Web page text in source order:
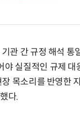
관 간 규정 해석 통
실질적인 규제
목소리를 반영한
다.
70년 만에 돌아온 시베리아호랑이…카자흐스탄 야생에 풀렸다